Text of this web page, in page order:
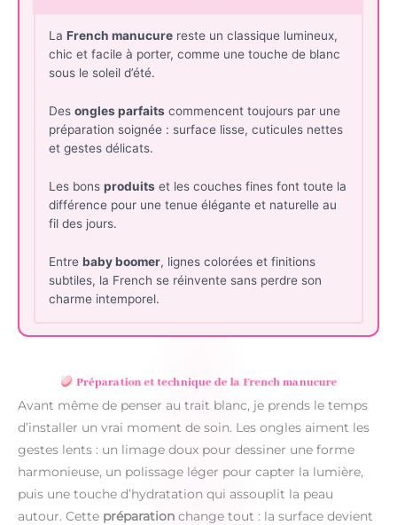
LaFrench manucure reste un classique lumineux,
chic et facile à porter, comme une touche de blanc
sous le soleil d’été.
Desongles parfaits commencent toujours par une
préparation soignée : surface lisse, cuticules nettes
et gestes délicats.
Les bonsproduits et les couches fines font toute la
différence pour une tenue élégante et naturelle au
fil des jours.
Entrebaby boomer, lignes colorées et finitions
subtiles, la French se réinvente sans perdre son
charme intemporel.
Préparation et technique de la French manucure
Avant même de penser au trait blanc, je prends le temps
d’installer un vrai moment de soin. Les ongles aiment les
gestes lents : un limage doux pour dessiner une forme
harmonieuse, un polissage léger pour capter la lumière,
puis une touche d’hydratation qui assouplit la peau
autour. Cette préparation change tout : la surface devient